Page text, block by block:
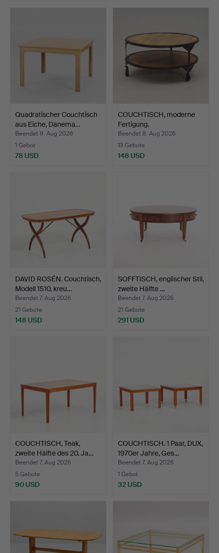
Quadratischer Couchtisch
aus Eiche, Dänema…
Beendet 8. Aug 2026
1 Gebot
78 USD
COUCHTISCH, moderne
Fertigung.
Beendet 8. Aug 2026
13 Gebote
148 USD
DAVID ROSÉN. Couchtisch,
Modell 1510, kreu…
Beendet 7. Aug 2026
21 Gebote
148 USD
SOFFTISCH, englischer Stil,
zweite Hälfte …
Beendet 7. Aug 2026
21 Gebote
291 USD
COUCHTISCH, Teak,
zweite Hälfte des 20. Ja…
Beendet 7. Aug 2026
5 Gebote
90 USD
COUCHTISCH. 1 Paar, DUX,
1970er Jahre, Ges…
Beendet 7. Aug 2026
1 Gebot
32 USD